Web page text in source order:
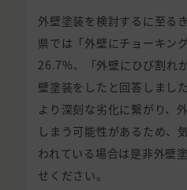
外壁塗装を検討するに至る
県では「外壁にチョーキン
26.7%、「外壁にひび割れ
壁塗装をしたと回答しまし
より深刻な劣化に繋がり、
しまう可能性があるため、
われている場合は是非外壁
せください。